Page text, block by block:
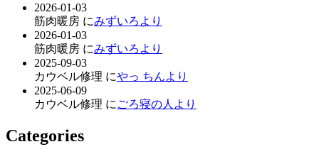
2026-01-03
筋肉暖房 にみずいろより
2026-01-03
筋肉暖房 にみずいろより
2025-09-03
カウベル修理 にやっ ちんより
2025-06-09
カウベル修理 に ごろ寝の人より
Categories